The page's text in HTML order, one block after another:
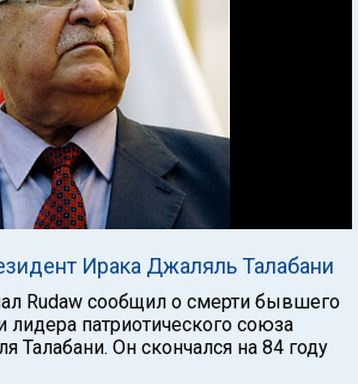
Ирака Джаляль Талабани
Rudaw сообщил о смерти бывшего
лидера патриотического союза
Талабани. Он скончался на 84 году